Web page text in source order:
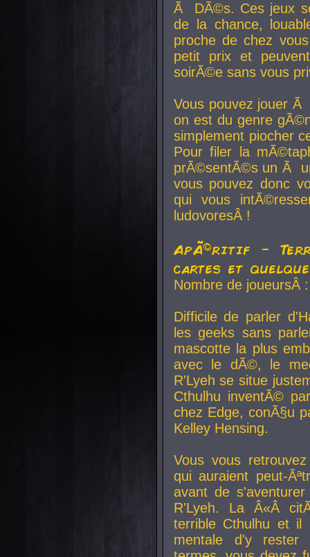
Ã DÃ©s. Ces jeux
de la chance,
proche de chez
petit prix et
soirÃ©e sans vous
Vous pouvez jouer
on est du genre
simplement piocher
Pour filer la
prÃ©sentÃ©s un Ã
vous pouvez donc
qui vous
ludovoresÂ !
ApÃ©ritif -
cartes et
Nombre de
Difficile de parler
les geeks sans
mascotte la plus
avec le dÃ©, le
R'Lyeh se situe
Cthulhu inventÃ©
chez Edge, conÃ§u
Kelley Hensing.
Vous vous
qui auraient peut-
avant de
R'Lyeh. La Â«Â
terrible Cthulhu et
mentale d'y rester